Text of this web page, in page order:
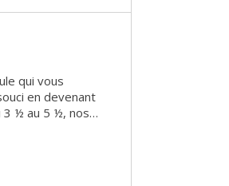
qui vous
3 ½ au 5 ½, nos
l’acquisition
appartements.
appartements